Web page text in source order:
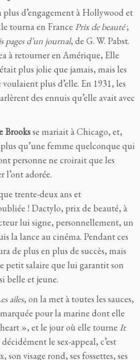
d’engagement à Hollywood et
tourna en France Prix de beauté;
pages d’un journal, de G. W. Pabst.
à retourner en Amérique, Elle
plus jolie que jamais, mais les
plus d’elle. En 1931, les
des ennuis qu’elle avait avec
Brooksse mariait à Chicago, et,
qu’une femme quelconque qui
personne ne croirait que les
l’ont adorée.
trente-deux ans et
! Dactylo, prix de beauté, à
lui signe, personnellement, un
la lance au cinéma. Pendant ces
de plus en plus de succès, mais
petit salaire que lui garantit son
belle et jeune.
ailes, on la met à toutes les sauces,
pour la marine dont elle
», et le jour où elle tourne It
le sex-appeal, c’est
son visage rond, ses fossettes, ses